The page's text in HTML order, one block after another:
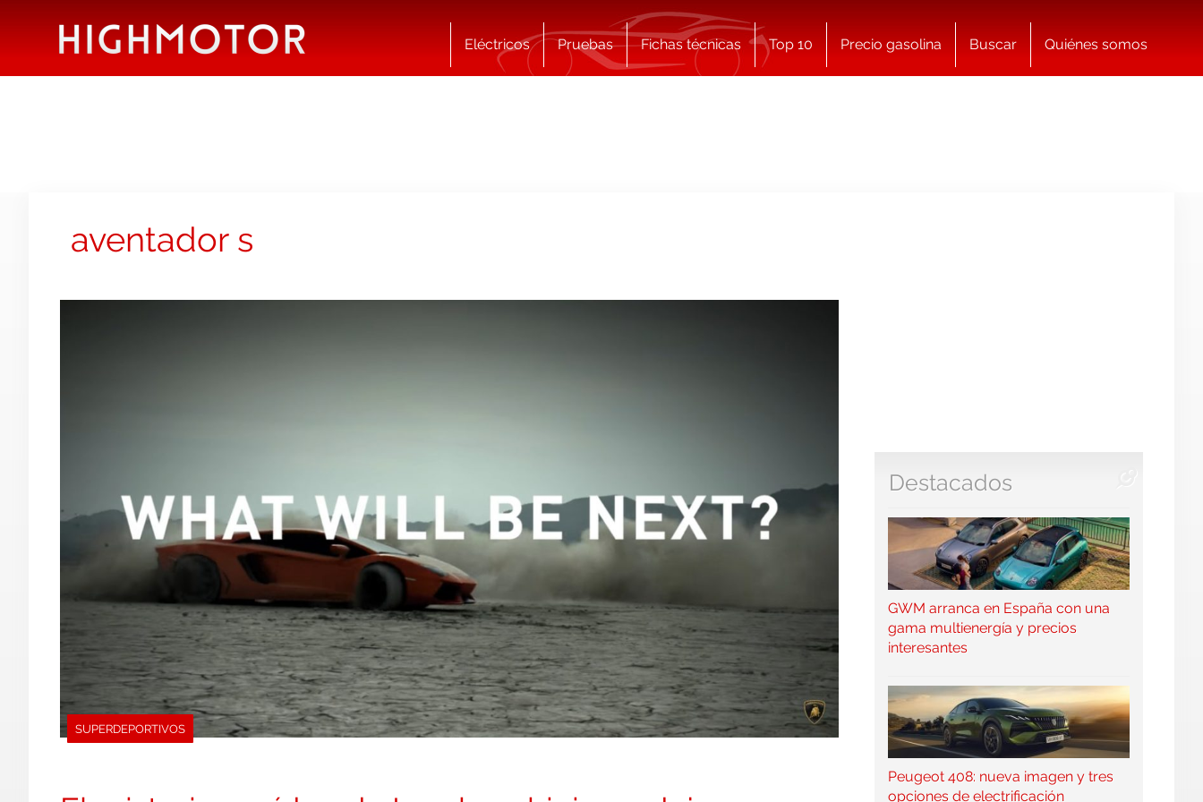
Eléctricos Pruebas Fichas técnicas Top 10 Precio gasolina Buscar Quiénes somos
aventador s
SUPERDEPORTIVOS
Destacados
GWM arranca en España con una
gama multienergía y precios
interesantes
Peugeot 408: nueva imagen y tres
opciones de electrificación